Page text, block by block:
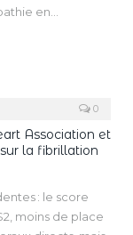
en
0
Association et
la fibrillation
: le score
moins de place